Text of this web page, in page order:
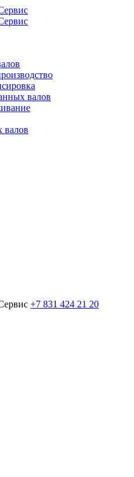
валов
валов
+7 831 424 21 20